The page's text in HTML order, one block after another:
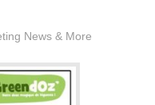
News & More